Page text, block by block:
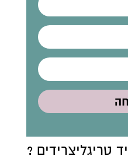
טריגליצרידים ?